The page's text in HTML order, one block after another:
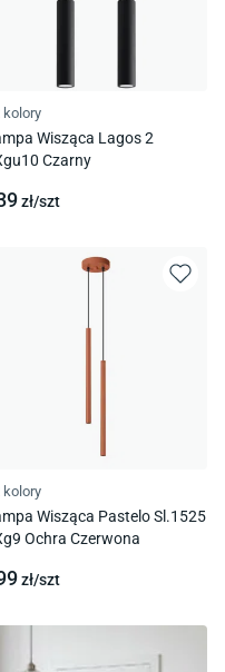
kolory
Wisząca Lagos 2
Czarny
zł/szt
kolory
Wisząca Pastelo Sl.1525
Ochra Czerwona
zł/szt